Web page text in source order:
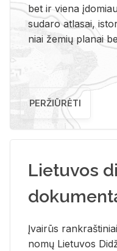
bet ir vie­na
su­da­ro at­la­sai,
niai že­mių pla­nai
PERŽIŪRĖTI
Lietuvos
Įvai­rūs
no­mų Lie­tu­vos